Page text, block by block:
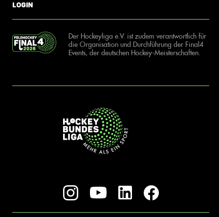
Login
Der Hockeyliga e.V. ist zudem verantwortlich für
die Organisation und Durchführung der Final4
Events, der deutschen Hockey-Meisterschaften.